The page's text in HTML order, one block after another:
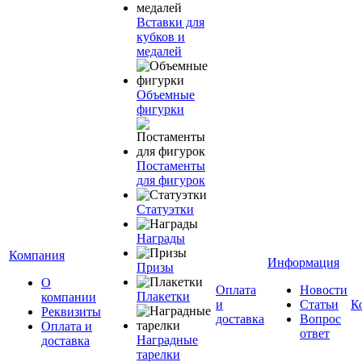
Компания
О
компании
Реквизиты
Оплата и
доставка
Вставки для
кубков и
медалей
Объемные
фигурки
Постаменты
для фигурок
Статуэтки
Награды
Призы
Плакетки
Наградные
тарелки
Оплата
и
доставка
Информация
Новости
Статьи
Вопрос
ответ